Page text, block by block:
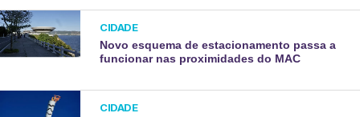
CIDADE
Novo esquema de estacionamento passa a
funcionar nas proximidades do MAC
CIDADE